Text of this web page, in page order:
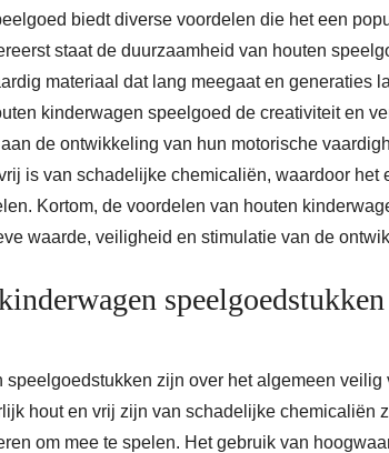
biedt diverse voordelen die het een
staat de duurzaamheid van houten
materiaal dat lang meegaat en generaties
kinderwagen speelgoed de creativiteit en
de ontwikkeling van hun motorische
is van schadelijke chemicaliën, waardoor het
Kortom, de voordelen van houten
waarde, veiligheid en stimulatie van de
speelgoedstukken zijn over het algemeen
hout en vrij zijn van schadelijke chemicaliën
om mee te spelen. Het gebruik van